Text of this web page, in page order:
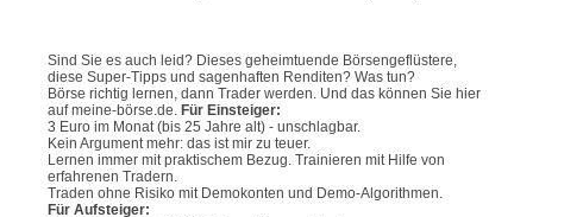
Sind Sie es auch leid? Dieses geheimtuende Börsengeflüstere,
diese Super-Tipps und sagenhaften Renditen? Was tun?
Börse richtig lernen, dann Trader werden. Und das können Sie hier
auf meine-börse.de. Für Einsteiger:
3 Euro im Monat (bis 25 Jahre alt) - unschlagbar.
Kein Argument mehr: das ist mir zu teuer.
Lernen immer mit praktischem Bezug. Trainieren mit Hilfe von
erfahrenen Tradern.
Traden ohne Risiko mit Demokonten und Demo-Algorithmen.
Für Aufsteiger: